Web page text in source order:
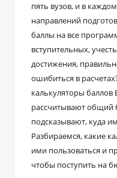
пять вузов, и в
направлений
баллы на все
вступительных,
достижения,
ошибиться в
калькуляторы баллов
рассчитывают общий
подсказывают, куда
Разбираемся, какие
ими пользоваться и
чтобы поступить на